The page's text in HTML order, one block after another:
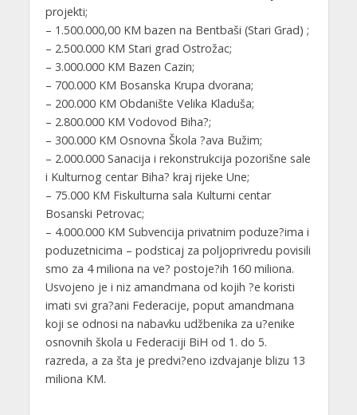
projekti;
– 1.500.000,00 KM bazen na Bentbaši (Stari Grad) ;
– 2.500.000 KM Stari grad Ostrožac;
– 3.000.000 KM Bazen Cazin;
– 700.000 KM Bosanska Krupa dvorana;
– 200.000 KM Obdanište Velika Kladuša;
– 2.800.000 KM Vodovod Biha?;
– 300.000 KM Osnovna Škola ?ava Bužim;
– 2.000.000 Sanacija i rekonstrukcija pozorišne sale
i Kulturnog centar Biha? kraj rijeke Une;
– 75.000 KM Fiskulturna sala Kulturni centar
Bosanski Petrovac;
– 4.000.000 KM Subvencija privatnim poduze?ima i
poduzetnicima – podsticaj za poljoprivredu povisili
smo za 4 miliona na ve? postoje?ih 160 miliona.
Usvojeno je i niz amandmana od kojih ?e koristi
imati svi gra?ani Federacije, poput amandmana
koji se odnosi na nabavku udžbenika za u?enike
osnovnih škola u Federaciji BiH od 1. do 5.
razreda, a za šta je predvi?eno izdvajanje blizu 13
miliona KM.